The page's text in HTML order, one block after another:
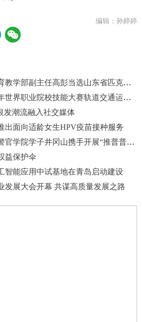
编辑：孙婷婷
山东职业学院体育美育教学部副主任高彭当选山东省匹克球运动协会副会长
山东职业学院在2025年世界职业院校技能大赛轨道交通运输赛道中获佳绩
发潮流融入社交媒体
出面向适龄女生HPV疫苗接种服务
鲁东大学与中央司法警官学院学子井冈山携手开展“推普普法”活动
益保护伞
智能应用中试基地在青岛启动建设
发展大会开幕 共谋高质量发展之路